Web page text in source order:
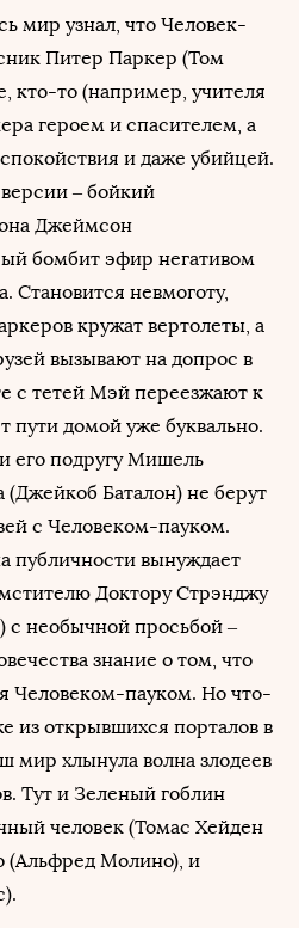
мир узнал, что Человек-
Питер Паркер (Том
кто-то (например, учителя
героем и спасителем, а
и даже убийцей.
– бойкий
Джеймсон
бомбит эфир негативом
Становится невмоготу,
кружат вертолеты, а
вызывают на допрос в
с тетей Мэй переезжают к
пути домой уже буквально.
его подругу Мишель
(Джейкоб Баталон) не берут
с Человеком-пауком.
публичности вынуждает
Доктору Стрэнджу
с необычной просьбой –
знание о том, что
Человеком-пауком. Но что-
из открывшихся порталов в
мир хлынула волна злодеев
Тут и Зеленый гоблин
человек (Томас Хейден
(Альфред Молино), и